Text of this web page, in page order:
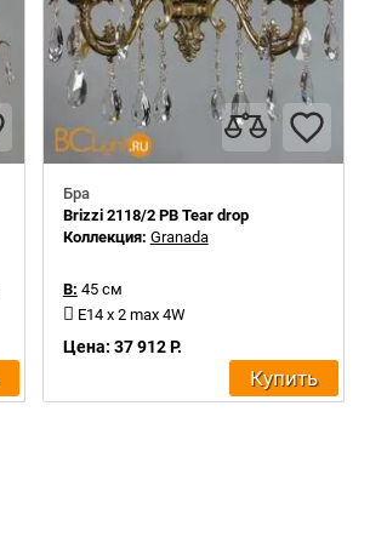
Бра
Brizzi 2118/2 PB Tear drop
Коллекция: Granada
В: 45 см
E14 x 2 max 4W
Цена: 37 912 Р.
Купить